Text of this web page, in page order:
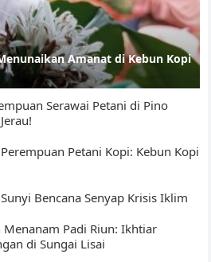
Amanat di Kebun Kopi
Serawai Petani di Pino
Petani Kopi: Kebun Kopi
Bencana Senyap Krisis Iklim
Padi Riun: Ikhtiar
di Sungai Lisai